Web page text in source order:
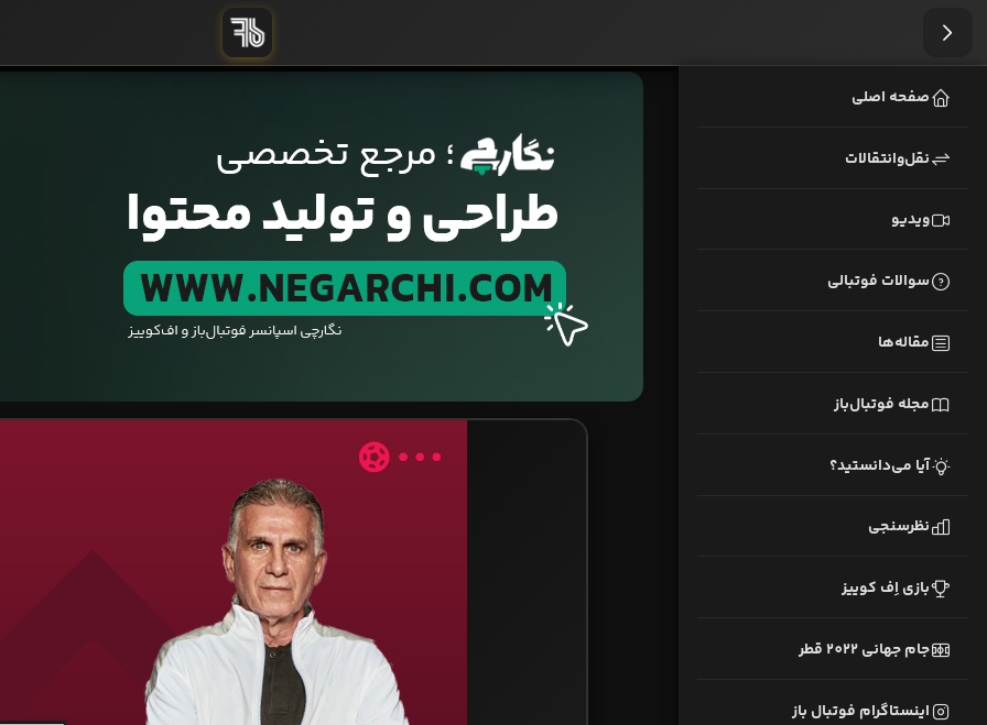
صفحه اصلی
نقل‌وانتقالات
ویدیو
سوالات فوتبالی
مقاله‌ها
مجله فوتبال‌باز
آیا می‌دانستید؟
نظرسنجی
بازی اِف کوییز
جام جهانی 2022 قطر
اینستاگرام فوتبال باز